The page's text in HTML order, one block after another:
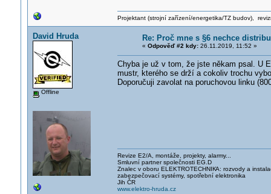
Projektant (strojní zařízení/energetika/TZ budov),
David Hruda
Offline
Re: Proč mne s §6 nechce
« Odpověď #2 kdy:26.11.2019, 11:52 »
Chyba je už v tom, že jste někam psal. U
mustr, kterého se drží a cokoliv trochu
Doporučuji zavolat na poruchovou linku
Revize E2/A, montáže, projekty, alarmy...
Smluvní partner společnosti EG.D
Znalec v oboru ELEKTROTECHNIKA: rozvody a
zabezpečovací systémy, spotřební elektronika
Jih ČR
www.elektro-hruda.cz